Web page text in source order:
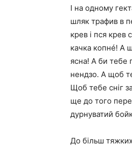
І на одному
шляк трафив в
крев і пся крев
качка копнé! А
ясна! А би тебе
нендзо. А щоб
Щоб тебе сніг
ще до того
дурнуватий
До більш